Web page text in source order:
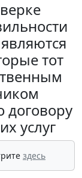
тот
договору
услуг
здесь